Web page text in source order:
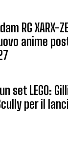
RG XARX-
anime
set LEGO:
per il